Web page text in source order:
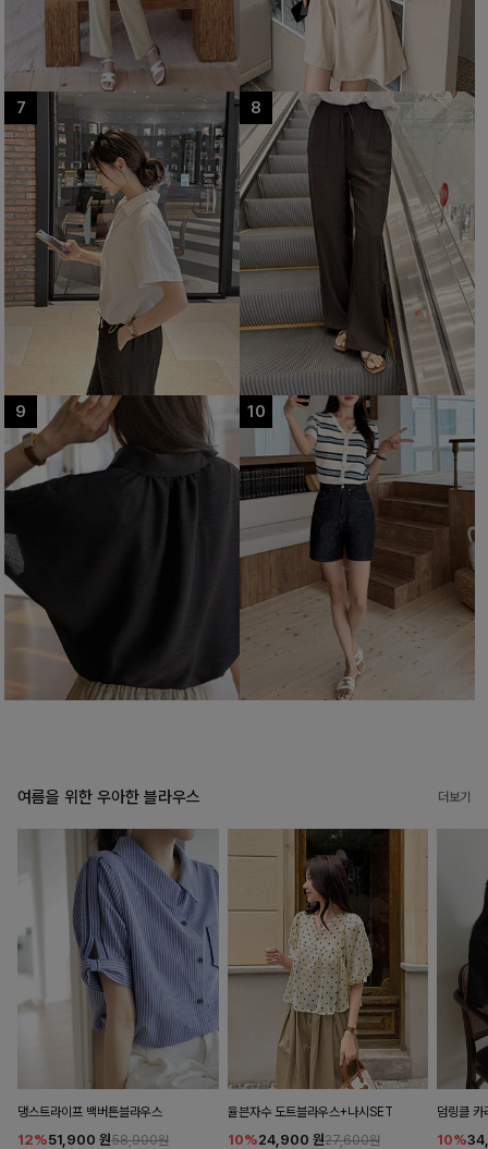
여름을 위한 우아한 블라우스 더보기
댕스트라이프 백버튼블라우스
12%51,900 원58,900원
율븐자수 도트블라우스+나시SET
10%24,900 원27,600원
덤링클 카
10%